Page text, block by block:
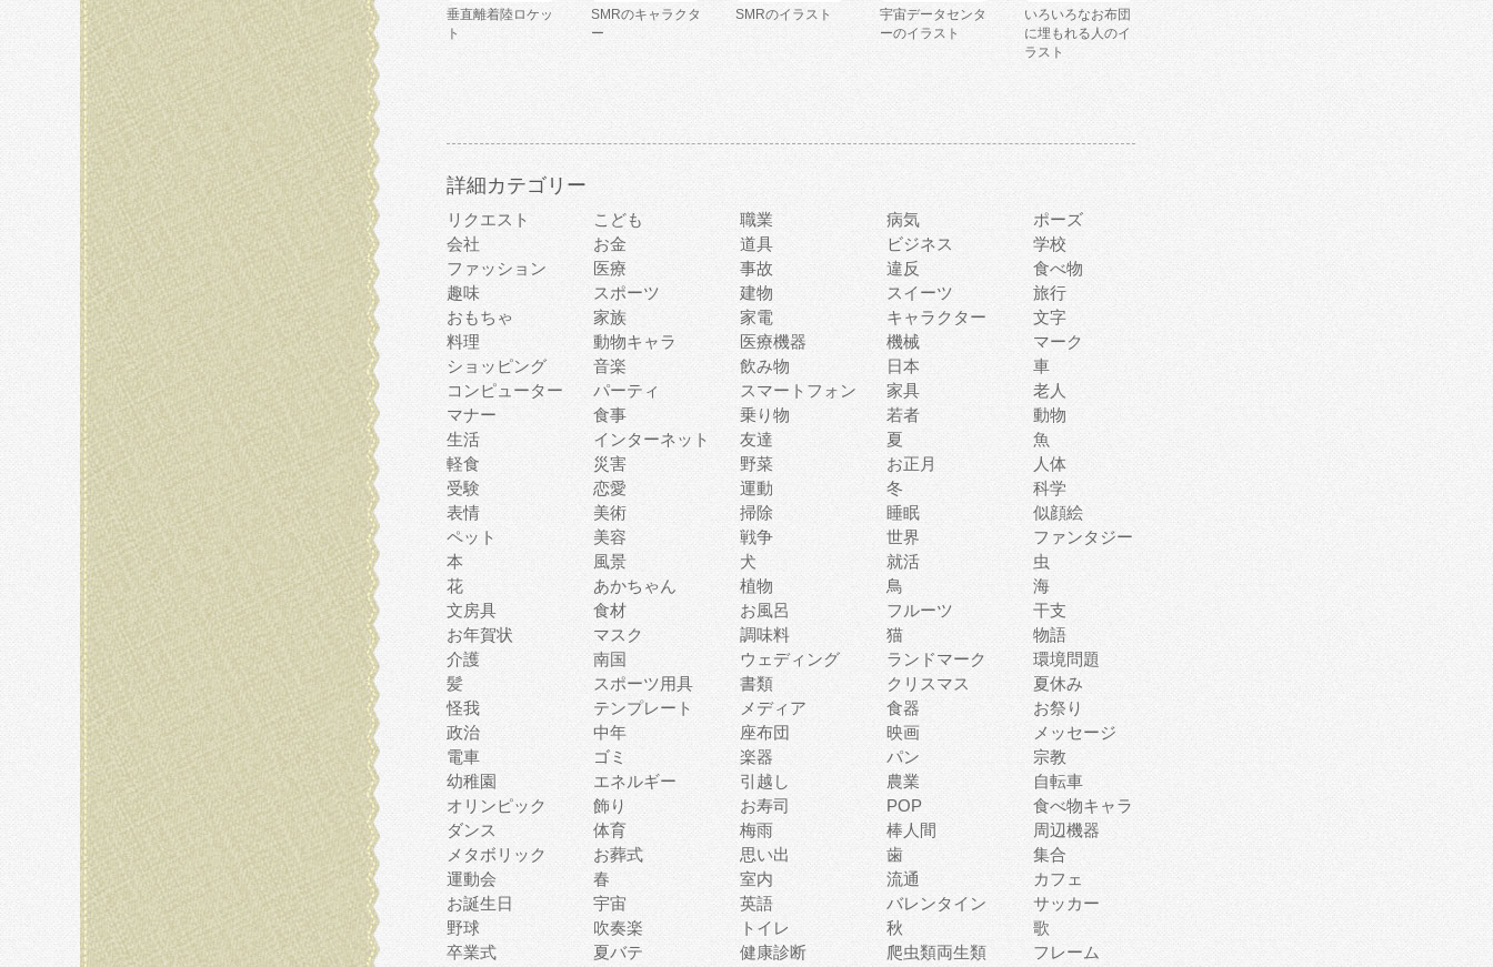
垂直離着陸ロケッ
ト
SMRのキャラクタ
ー
SMRのイラスト
宇宙データセンタ
ーのイラスト
いろいろなお布団
に埋もれる人のイ
ラスト
詳細カテゴリー
リクエスト こども 職業 病気
ポーズ
会社
お金 道具 ビジネス
学校
ファッション
医療 事故 違反
食べ物
趣味
スポーツ 建物 スイーツ
旅行
おもちゃ
家族 家電 キャラクター
文字
料理
動物キャラ 医療機器 機械
マーク
ショッピング
音楽 飲み物 日本
車
コンピューター
パーティ スマートフォン 家具
老人
マナー
食事 乗り物 若者
動物
生活
インターネット 友達 夏
魚
軽食
災害 野菜 お正月
人体
受験
恋愛 運動 冬
科学
表情
美術 掃除 睡眠
似顔絵
ペット
美容 戦争 世界
ファンタジー
本
風景 犬 就活
虫
花
あかちゃん 植物 鳥
海
文房具
食材 お風呂 フルーツ
干支
お年賀状
マスク 調味料 猫
物語
介護
南国 ウェディング ランドマーク
環境問題
髪
スポーツ用具 書類 クリスマス
夏休み
怪我
テンプレート メディア 食器
お祭り
政治
中年 座布団 映画
メッセージ
電車
ゴミ 楽器 パン
宗教
幼稚園
エネルギー 引越し 農業
自転車
オリンピック
飾り お寿司 POP
食べ物キャラ
ダンス
体育 梅雨 棒人間
周辺機器
メタボリック
お葬式 思い出 歯
集合
運動会
春 室内 流通
カフェ
お誕生日
宇宙 英語 バレンタイン
サッカー
野球
吹奏楽 トイレ 秋
歌
卒業式
夏バテ 健康診断 爬虫類両生類 フレーム